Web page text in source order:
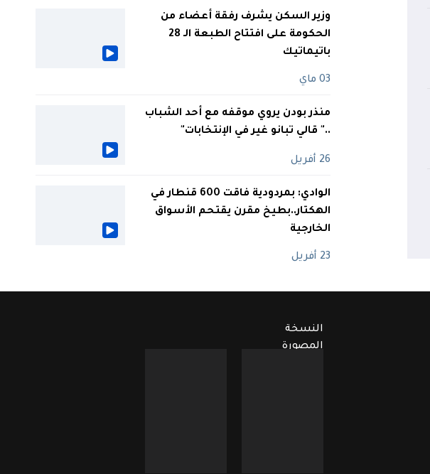
وزير السكن يشرف رفقة أعضاء من
الحكومة على افتتاح الطبعة الـ 28
باتيماتيك
03 ماي
منذر بودن يروي موقفه مع أحد الشباب
.." قالي تبانو غير في الإنتخابات"
26 أفريل
الوادي: بمردودية فاقت 600 قنطار في
الهكتار..بطيخ مقرن يقتحم الأسواق
الخارجية
23 أفريل
النسخة
المصورة